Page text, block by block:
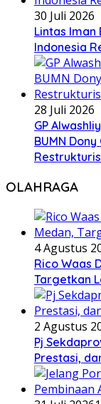
30 Juli 2026
Lintas Iman
Indonesia
28 Juli 2026
GP
BUMN
OLAHRAGA
4 Agustus
Rico Waas
Targetkan
2 Agustus
Pj
Prestasi,